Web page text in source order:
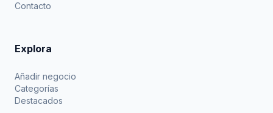
Contacto
Explora
Añadir negocio
Categorías
Destacados